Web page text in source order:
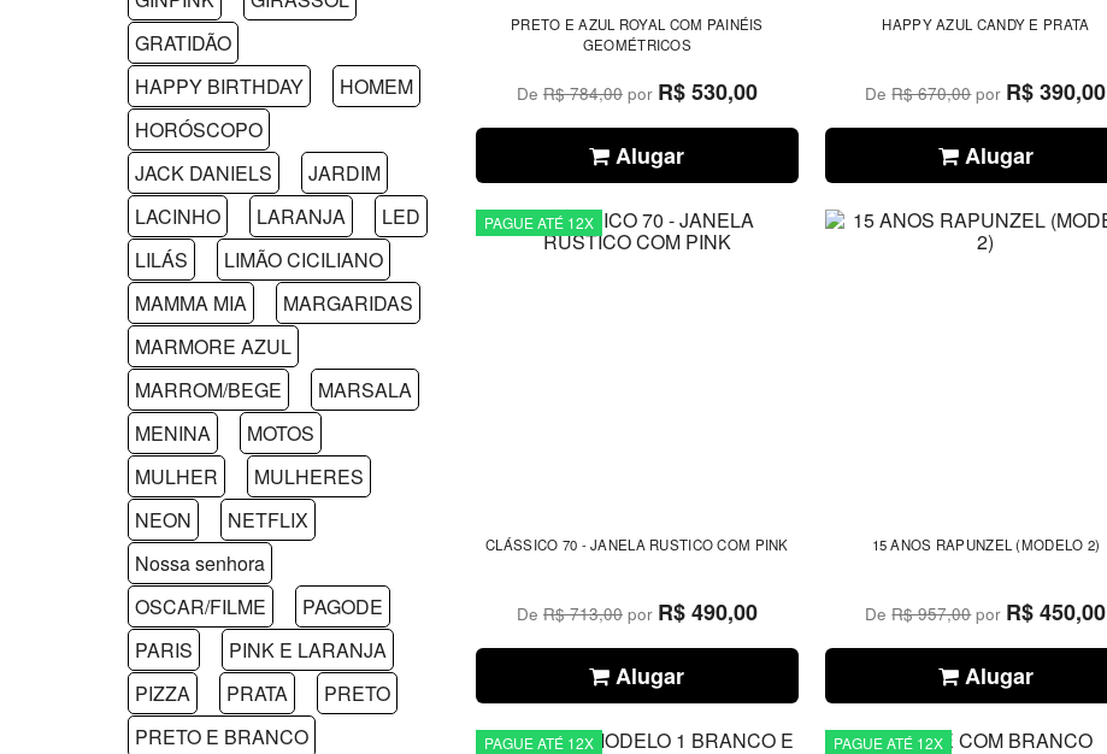
GRATIDÃO
HAPPY BIRTHDAY
HOMEM
HORÓSCOPO
JACK DANIELS
JARDIM
LACINHO
LARANJA
LED
LILÁS
LIMÃO CICILIANO
MAMMA MIA
MARGARIDAS
MARMORE AZUL
MARROM/BEGE
MARSALA
MENINA
MOTOS
MULHER
MULHERES
NEON
NETFLIX
Nossa senhora
OSCAR/FILME
PAGODE
PARIS
PINK E LARANJA
PIZZA
PRATA
PRETO
PRETO E BRANCO
PRETO E AZUL ROYAL COM PAINÉIS
GEOMÉTRICOS
De R$ 784,00por R$ 530,00
Alugar
HAPPY AZUL CANDY E PRATA
DeR$ 670,00por R$ 390,00
Alugar
PAGUE ATÉ 12X
CLÁSSICO 70 - JANELA RUSTICO COM PINK
De R$ 713,00por R$ 490,00
Alugar
15 ANOS RAPUNZEL (MODELO 2)
DeR$ 957,00por R$ 450,00
Alugar
PAGUE ATÉ 12X PAGUE ATÉ 12X